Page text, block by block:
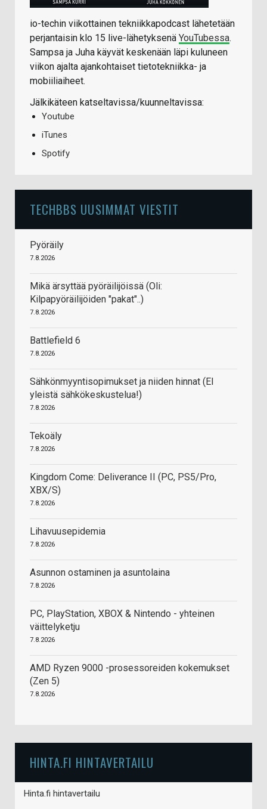
io-techin viikottainen tekniikkapodcast lähetetään
perjantaisin klo 15 live-lähetyksenä YouTubessa.
Sampsa ja Juha käyvät keskenään läpi kuluneen
viikon ajalta ajankohtaiset tietotekniikka- ja
mobiiliaiheet.
Jälkikäteen katseltavissa/kuunneltavissa:
Youtube
iTunes
Spotify
TECHBBS UUSIMMAT VIESTIT
Pyöräily
7.8.2026
Mikä ärsyttää pyöräilijöissä (Oli:
Kilpapyöräilijöiden "pakat"..)
7.8.2026
Battlefield 6
7.8.2026
Sähkönmyyntisopimukset ja niiden hinnat (EI
yleistä sähkökeskustelua!)
7.8.2026
Tekoäly
7.8.2026
Kingdom Come: Deliverance II (PC, PS5/Pro,
XBX/S)
7.8.2026
Lihavuusepidemia
7.8.2026
Asunnon ostaminen ja asuntolaina
7.8.2026
PC, PlayStation, XBOX & Nintendo - yhteinen
väittelyketju
7.8.2026
AMD Ryzen 9000 -prosessoreiden kokemukset
(Zen 5)
7.8.2026
HINTA.FI HINTAVERTAILU
Hinta.fi hintavertailu